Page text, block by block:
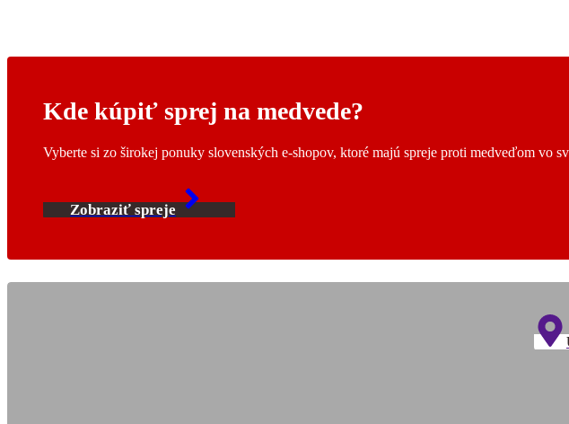
Kde kúpiť sprej na medvede?
Vyberte si zo širokej ponuky slovenských e-shopov, ktoré majú spreje proti medveďom vo
Zobraziť spreje